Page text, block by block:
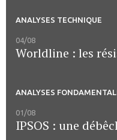
ANALYSES TECHNIQUE
04/08
Worldline : les
ANALYSES
01/08
IPSOS : une